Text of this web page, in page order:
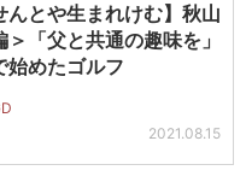
んとや生まれけむ】秋山
「父と共通の趣味を」
始めたゴルフ
2021.08.15